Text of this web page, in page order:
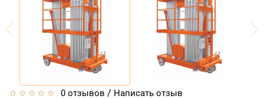
0 отзывов / Написать отзыв